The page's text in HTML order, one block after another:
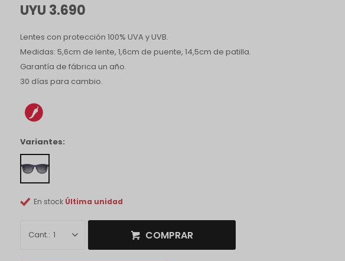
UYU 3.690
Lentes con protección 100% UVA y UVB.
Medidas: 5,6cm de lente, 1,6cm de puente, 14,5cm de patilla.
Garantía de fábrica un año.
30 días para cambio.
Variantes:
En stock Última unidad
1 COMPRAR